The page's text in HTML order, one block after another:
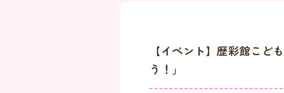
【イベント】歴彩館こど
う！」